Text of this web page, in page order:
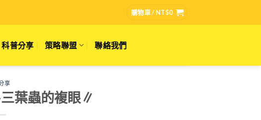
購物車 / NT$0
科普分享 策略聯盟 聯絡我們
享
葉蟲的複眼∥